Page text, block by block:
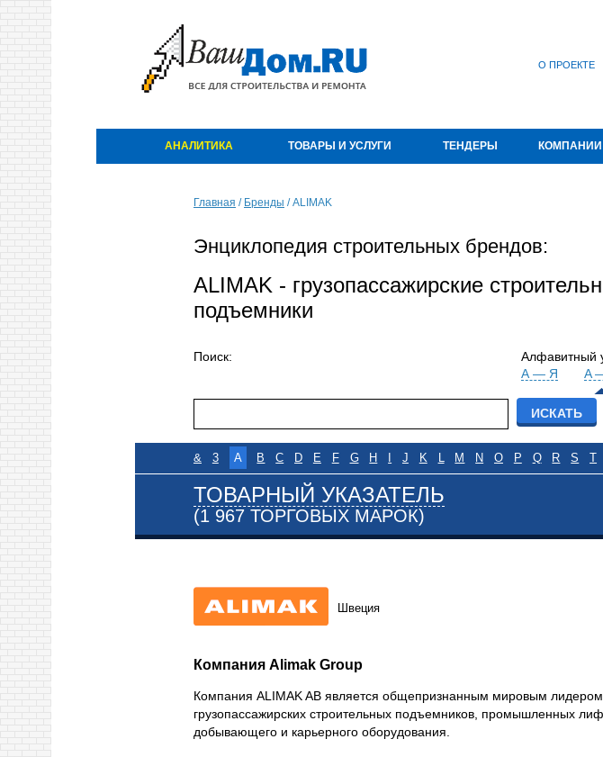
О ПРОЕКТЕ
АНАЛИТИКА ТОВАРЫ И УСЛУГИ ТЕНДЕРЫ КОМПАНИИ
Главная / Бренды /ALIMAK
Энциклопедия строительных брендов:
ALIMAK - грузопассажирские
подъемники
Алфавитный
А — Я
A
Поиск:
& 3 A B C D E F G H J K L M N O P Q R S T
ТОВАРНЫЙ УКАЗАТЕЛЬ
(1 967 ТОРГОВЫХ МАРОК)
Швеция
Компания Alimak Group
Компания ALIMAK AB является общепризнанным мировым
грузопассажирских строительных подъемников, промышленных
добывающего и карьерного оборудования.